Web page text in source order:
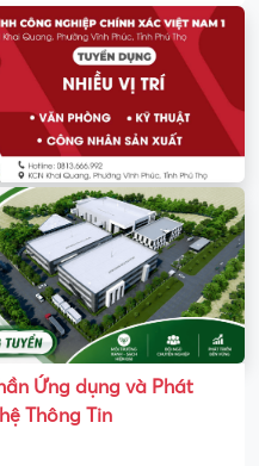
Ứng dụng và Phát
Thông Tin